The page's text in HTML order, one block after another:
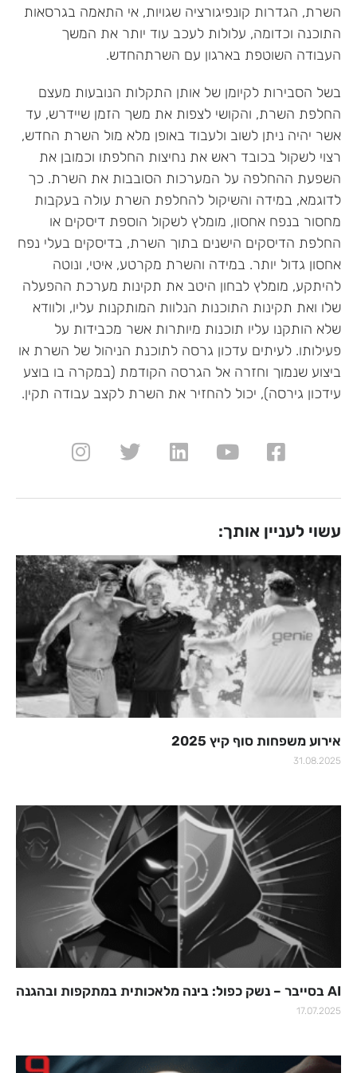
השרת, הגדרות קונפיגורציה שגויות, אי התאמה בגרסאות
התוכנה וכדומה, עלולות לעכב עוד יותר את המשך
העבודה השוטפת בארגון עם השרתהחדש.
בשל הסבירות לקיומן של אותן התקלות הנובעות מעצם
החלפת השרת, והקושי לצפות את משך הזמן שיידרש, עד
אשר יהיה ניתן לשוב ולעבוד באופן מלא מול השרת החדש,
רצוי לשקול בכובד ראש את נחיצות החלפתו וכמובן את
השפעת ההחלפה על המערכות הסובבות את השרת. כך
לדוגמא, במידה והשיקול להחלפת השרת עולה בעקבות
מחסור בנפח אחסון, מומלץ לשקול הוספת דיסקים או
החלפת הדיסקים הישנים בתוך השרת, בדיסקים בעלי נפח
אחסון גדול יותר. במידה והשרת מקרטע, איטי, ונוטה
להיתקע, מומלץ לבחון היטב את תקינות מערכת ההפעלה
שלו ואת תקינות התוכנות הנלוות המותקנות עליו, ולוודא
שלא הותקנו עליו תוכנות מיותרות אשר מכבידות על
פעילותו. לעיתים עדכון גרסה לתוכנת הניהול של השרת או
ביצוע שנמוך וחזרה אל הגרסה הקודמת (במקרה בו בוצע
עידכון גירסה), יכול להחזיר את השרת לקצב עבודה תקין.
עשוי לעניין אותך:
אירוע משפחות סוף קיץ 2025
31.08.2025
AI בסייבר – נשק כפול: בינה מלאכותית במתקפות ובהגנה
17.07.2025